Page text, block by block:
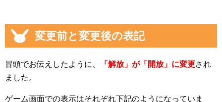
変更前と変更後の表記
冒頭でお伝えしたように、 「解放」が「開放」に変更され
ました。
ゲーム画面での表示はそれぞれ下記のようになっていま